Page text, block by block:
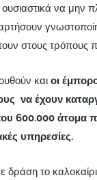
ουσιαστικά να μην
στους τρόπους
και οι
να έχουν
600.000 άτομα
υπηρεσίες.
το